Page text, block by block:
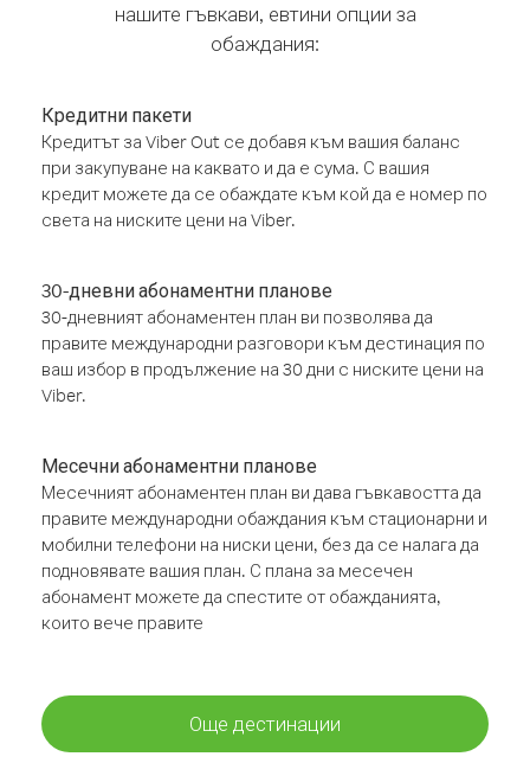
нашите гъвкави, евтини опции за
обаждания:
Кредитни пакети
Кредитът за Viber Out се добавя към вашия баланс
при закупуване на каквато и да е сума. С вашия
кредит можете да се обаждате към кой да е номер по
света на ниските цени на Viber.
30-дневни абонаментни планове
30-дневният абонаментен план ви позволява да
правите международни разговори към дестинация по
ваш избор в продължение на 30 дни с ниските цени на
Viber.
Месечни абонаментни планове
Месечният абонаментен план ви дава гъвкавостта да
правите международни обаждания към стационарни и
мобилни телефони на ниски цени, без да се налага да
подновявате вашия план. С плана за месечен
абонамент можете да спестите от обажданията,
които вече правите
Още дестинации